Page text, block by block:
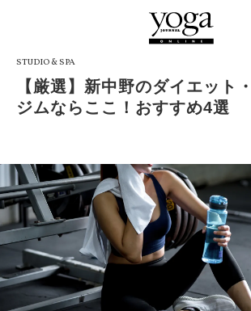
STUDIO & SPA
【厳選】新中野のダイエット
ジムならここ！おすすめ4選